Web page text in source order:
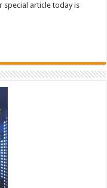
special article today is